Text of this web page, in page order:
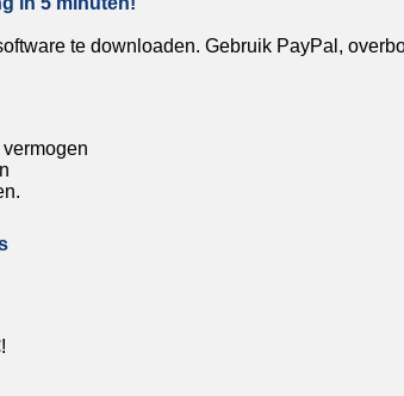
te downloaden. Gebruik PayPal,